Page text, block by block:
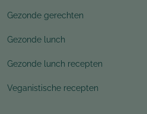
Gezonde gerechten
Gezonde lunch
Gezonde lunch recepten
Veganistische recepten